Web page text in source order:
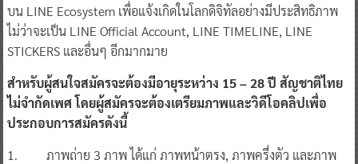
บน LINE Ecosystem เพื่อแจ้งเกิดในโลกดิจิทัลอย่างมีประสิทธิภาพ
ไม่ว่าจะเป็น LINE Official Account, LINE TIMELINE, LINE
STICKERS และอื่นๆ อีกมากมาย
สำหรับผู้สนใจสมัครจะต้องมีอายุระหว่าง 15 – 28ปี สัญชาติไทย
ไม่จำกัดเพศ โดยผู้สมัครจะต้องเตรียมภาพและวิดีโอคลิปเพื่อ
ประกอบการสมัครดังนี้
1. ภาพถ่าย 3 ภาพ ได้แก่ ภาพหน้าตรง, ภาพครึ่งตัว และภาพ